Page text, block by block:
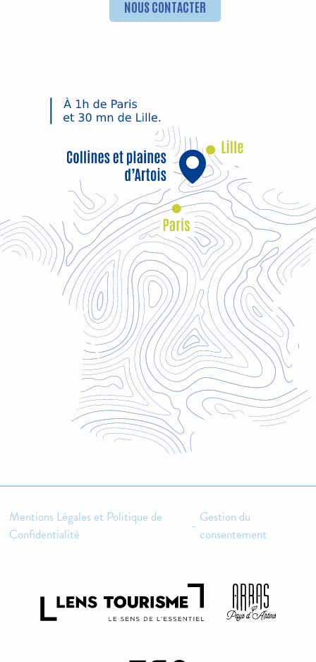
NOUS CONTACTER
Mentions Légales et Politique de
Confidentialité
- Gestion du
consentement